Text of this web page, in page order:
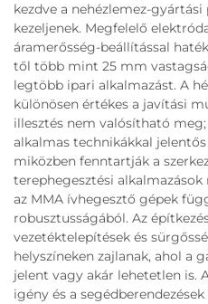
kezdve a nehézlemez-
kezeljenek. Megfelelő
áramerősség-beállítással
től több mint 25 mm
legtöbb ipari alkalmazást. A
különösen értékes a javítási
illesztés nem valósítható
alkalmas technikákkal
miközben fenntartják a
terephegesztési
az MMA ívhegesztő gépek
robusztusságából. Az
vezetéktelepítések és
helyszíneken zajlanak, ahol a
jelent vagy akár lehetetlen is.
igény és a